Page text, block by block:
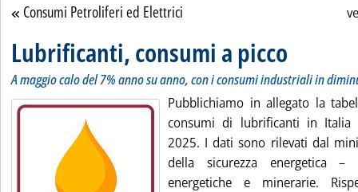
Torna alla sezione
Consumi Petroliferi ed Elettrici
Lubrificanti, consumi a picco
A maggio calo del 7% anno su anno, con i consumi industriali in
Pubblichiamo in allegato la
consumi di lubrificanti in Italia
2025. I dati sono rilevati dal
della sicurezza energetica –
energetiche e minerarie.